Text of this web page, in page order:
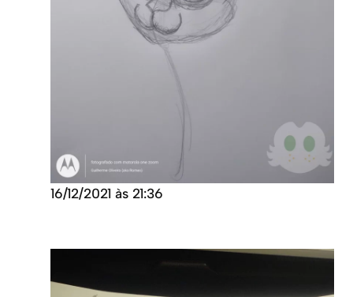
16/12/2021 às 21:36